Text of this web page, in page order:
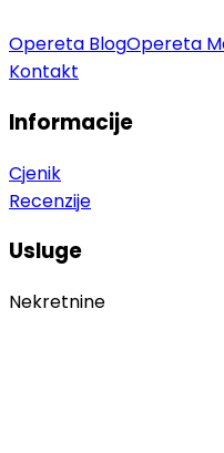
Opereta BlogOpereta
Kontakt
Informacije
Cjenik
Recenzije
Usluge
Nekretnine